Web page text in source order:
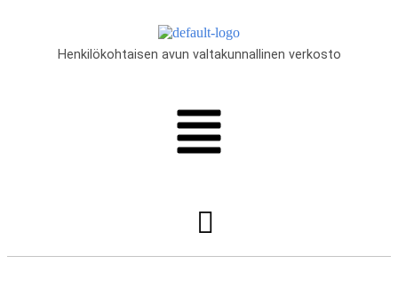
Henkilökohtaisen avun valtakunnallinen verkosto